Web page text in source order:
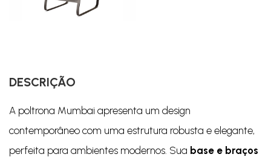
DESCRIÇÃO
A poltrona Mumbai apresenta um design
contemporâneo com uma estrutura robusta e elegante,
perfeita para ambientes modernos. Sua base e braços